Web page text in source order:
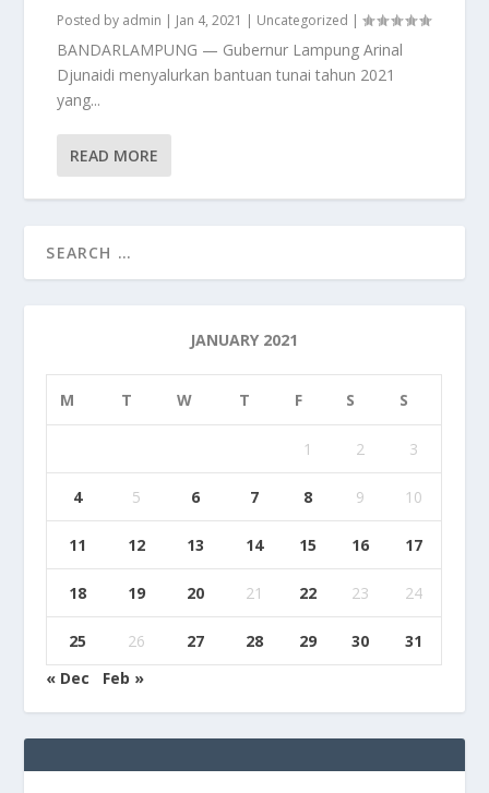
Posted by admin | Jan 4, 2021 | Uncategorized |
BANDARLAMPUNG — Gubernur Lampung Arinal
Djunaidi menyalurkan bantuan tunai tahun 2021
yang...
READ MORE
JANUARY 2021
M T W T F S S
1 2 3
4 5 6 7 8 9 10
11 12 13 14 15 16 17
18 19 20 21 22 23 24
25 26 27 28 29 30
31
« Dec
Feb »